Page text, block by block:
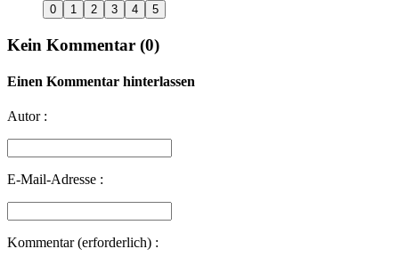
Kein Kommentar (0)
Einen Kommentar hinterlassen
Autor :
E-Mail-Adresse :
Kommentar (erforderlich) :